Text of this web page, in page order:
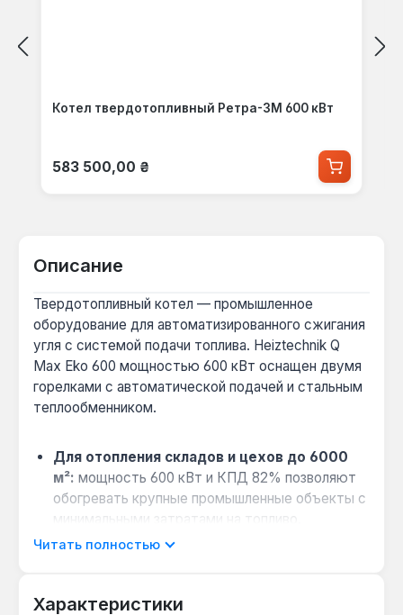
Котел твердотопливный Ретра-3М 600 кВт
Обычная цена:
583 500,00 ₴
Описание
Твердотопливный котел — промышленное
оборудование для автоматизированного сжигания
угля с системой подачи топлива. Heiztechnik Q
Max Eko 600 мощностью 600 кВт оснащен двумя
горелками с автоматической подачей и стальным
теплообменником.
Для отопления складов и цехов до 6000
м²: мощность 600 кВт и КПД 82% позволяют
обогревать крупные промышленные объекты с
минимальными затратами на топливо.
Автономная работа до 7 дней:
без постоянного персонала.
Читать полностью
Характеристики